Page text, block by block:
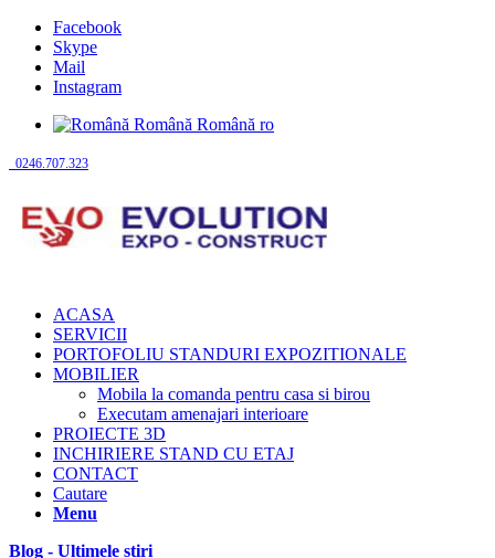
Facebook
Skype
Mail
Instagram
Română Română ro
0246.707.323
ACASA
SERVICII
PORTOFOLIU STANDURI EXPOZITIONALE
MOBILIER
Mobila la comanda pentru casa si birou
Executam amenajari interioare
PROIECTE 3D
INCHIRIERE STAND CU ETAJ
CONTACT
Cautare
Menu
Blog - Ultimele știri